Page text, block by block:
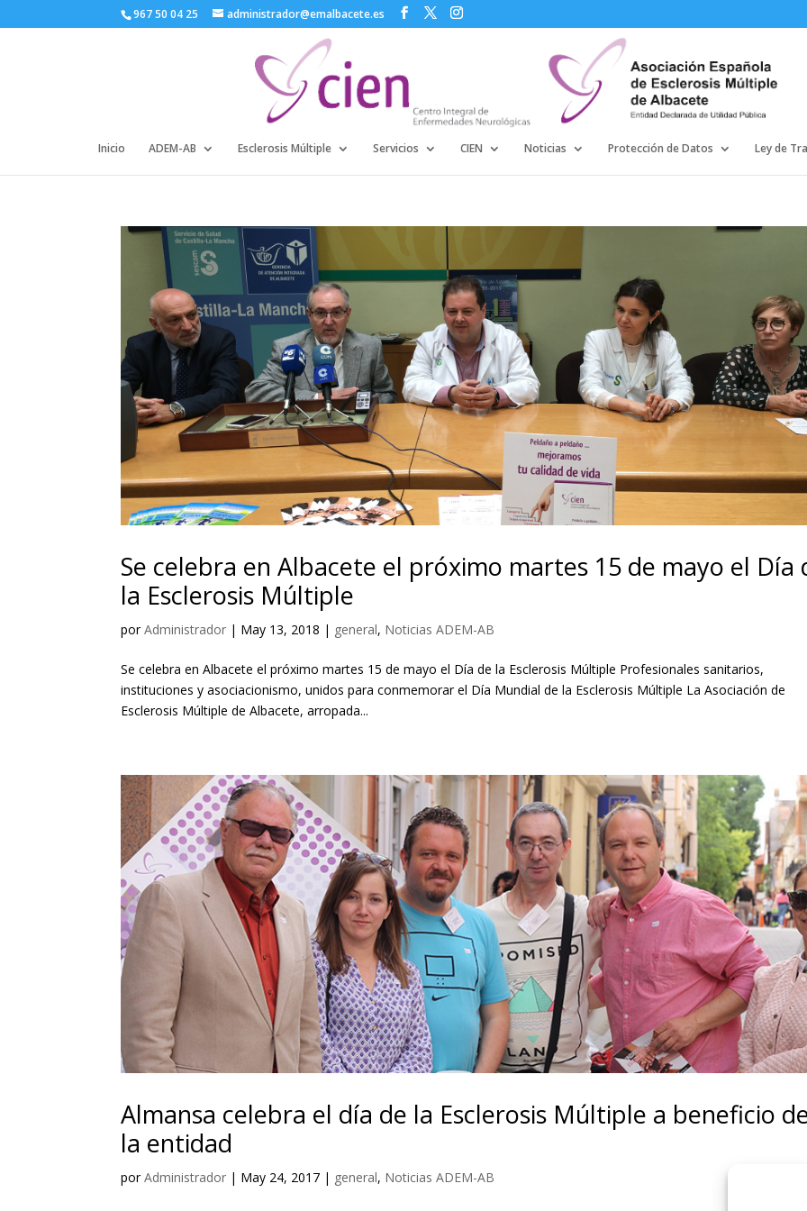
967 50 04 25 administrador@emalbacete.es
Inicio ADEM-AB Esclerosis Múltiple Servicios CIEN Noticias Protección de Datos Ley de
Se celebra en Albacete el próximo martes 15 de mayo el Día
la Esclerosis Múltiple
porAdministrador | May 13, 2018 | general, Noticias ADEM-AB
Se celebra en Albacete el próximo martes 15 de mayo el Día de la Esclerosis Múltiple Profesionales sanitarios,
instituciones y asociacionismo, unidos para conmemorar el Día Mundial de la Esclerosis Múltiple La Asociación de
Esclerosis Múltiple de Albacete, arropada...
Almansa celebra el día de la Esclerosis Múltiple a beneficio
la entidad
porAdministrador | May 24, 2017 | general, Noticias ADEM-AB